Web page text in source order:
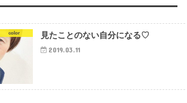
color 見たことのない自分になる♡
2019.03.11